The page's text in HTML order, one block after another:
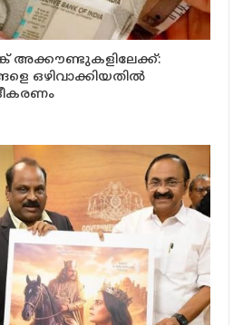
അക്കൗണ്ടുകളിലേക്ക്:
ഒഴിവാക്കിയതിൽ